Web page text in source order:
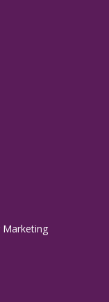
Marketing